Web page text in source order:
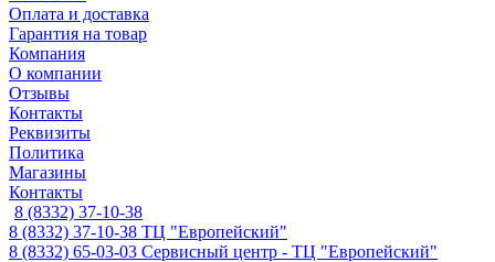
Оплата и доставка
Гарантия на товар
Компания
О компании
Отзывы
Контакты
Реквизиты
Политика
Магазины
Контакты
8 (8332) 37-10-38
8 (8332) 37-10-38 ТЦ "Европейский"
8 (8332) 65-03-03 Сервисный центр - ТЦ "Европейский"